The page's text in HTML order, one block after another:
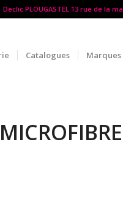
PLOUGASTEL 13 rue de la
Catalogues Marques